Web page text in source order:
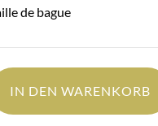
de bague
IN DEN WARENKORB